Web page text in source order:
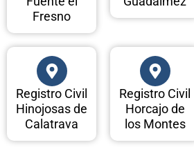
Fresno
Registro Civil
Hinojosas de
Calatrava
Registro Civil
Horcajo de
los Montes